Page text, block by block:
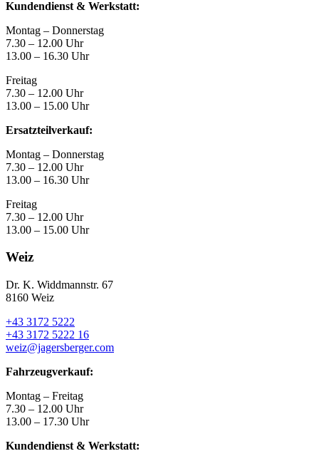
Kundendienst & Werkstatt:
Montag – Donnerstag
7.30 – 12.00 Uhr
13.00 – 16.30 Uhr
Freitag
7.30 – 12.00 Uhr
13.00 – 15.00 Uhr
Ersatzteilverkauf:
Montag – Donnerstag
7.30 – 12.00 Uhr
13.00 – 16.30 Uhr
Freitag
7.30 – 12.00 Uhr
13.00 – 15.00 Uhr
Weiz
Dr. K. Widdmannstr. 67
8160 Weiz
+43 3172 5222
+43 3172 5222 16
weiz@jagersberger.com
Fahrzeugverkauf:
Montag – Freitag
7.30 – 12.00 Uhr
13.00 – 17.30 Uhr
Kundendienst & Werkstatt: